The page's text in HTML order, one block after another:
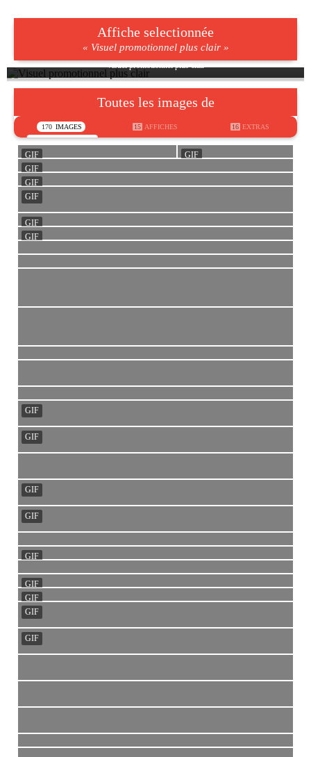
Affiche selectionnée
« Visuel promotionnel plus clair »
Visuel promotionnel plus clair
Toutes les images de
170 IMAGES 15 AFFICHES 16 EXTRAS